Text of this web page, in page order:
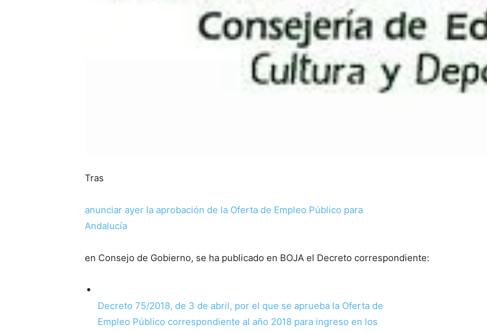
Tras
anunciar ayer la aprobación de la Oferta de Empleo Público para
Andalucía
en Consejo de Gobierno, se ha publicado en BOJA el Decreto correspondiente:
Decreto 75/2018, de 3 de abril, por el que se aprueba la Oferta de
Empleo Público correspondiente al año 2018 para ingreso en los